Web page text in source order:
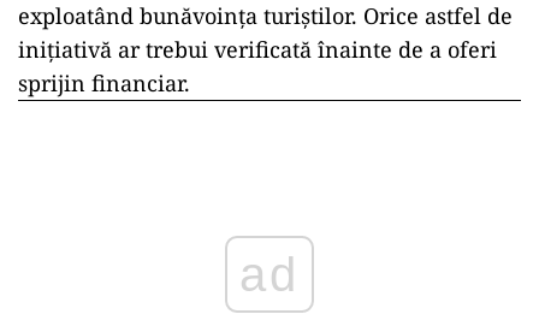
exploatând bunăvoința turiștilor. Orice astfel de
inițiativă ar trebui verificată înainte de a oferi
sprijin financiar.
ad